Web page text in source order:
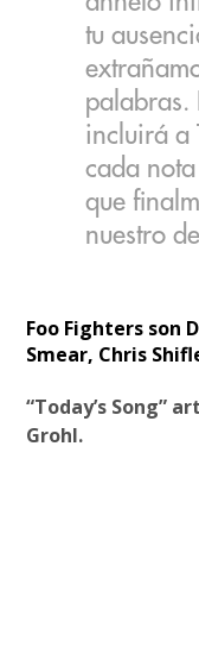
tu
palabras.
incluirá a
cada
que
nuestro
Foo Fighters son
Smear, Chris
“Today’s Song”
Grohl.